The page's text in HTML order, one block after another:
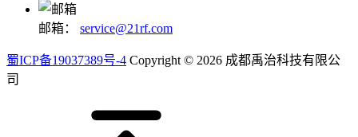
邮箱： service@21rf.com
蜀ICP备19037389号-4 Copyright © 2026 成都禹治科技有限公
司